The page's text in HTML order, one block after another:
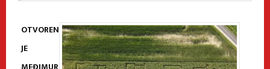
OTVOREN
JE